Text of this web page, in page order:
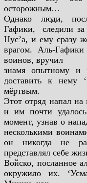
осторожным…
Однако люди,
Гафики, следили
Нус’а, и ему сразу
врагом. Аль-
воинов, вручил
знамя опытному и
доставить к нему
мёртвым.
Этот отряд напал на
и им почти
момент, узнав о
несколькими
он никогда не
представлял себе
Войско, посланное
окружило их.